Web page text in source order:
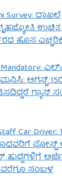
Survey: ದಾಖಲೆ
ಹೊಸ
Mandatory:
ಆಗಸ್ಟ್
ಗ್ಯಾಸ್
Car Driver:
ಹುದ್ದೆಗಳಿಗೆ
ವರೆಗೂ ಸಂಬಳ